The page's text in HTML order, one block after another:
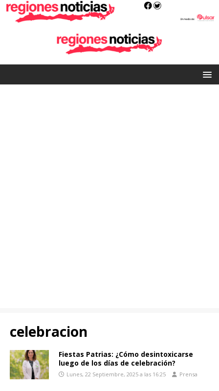
celebracion
Fiestas Patrias: ¿Cómo desintoxicarse
luego de los días de celebración?
Lunes, 22 Septiembre, 2025 a las 16:25 Prensa